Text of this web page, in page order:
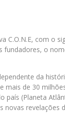
C.O.N.E, com o
o
da
de 30
país (Planeta
revelações